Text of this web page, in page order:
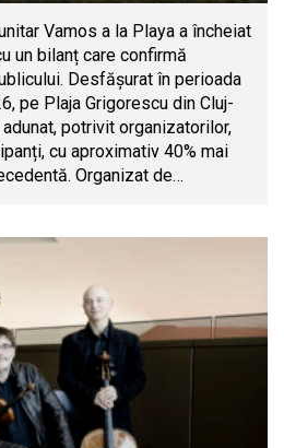
Vamos a la Playa a încheiat
un bilanț care confirmă
Desfășurat în perioada
pe Plaja Grigorescu din Cluj-
potrivit organizatorilor,
cu aproximativ 40% mai
Organizat de…